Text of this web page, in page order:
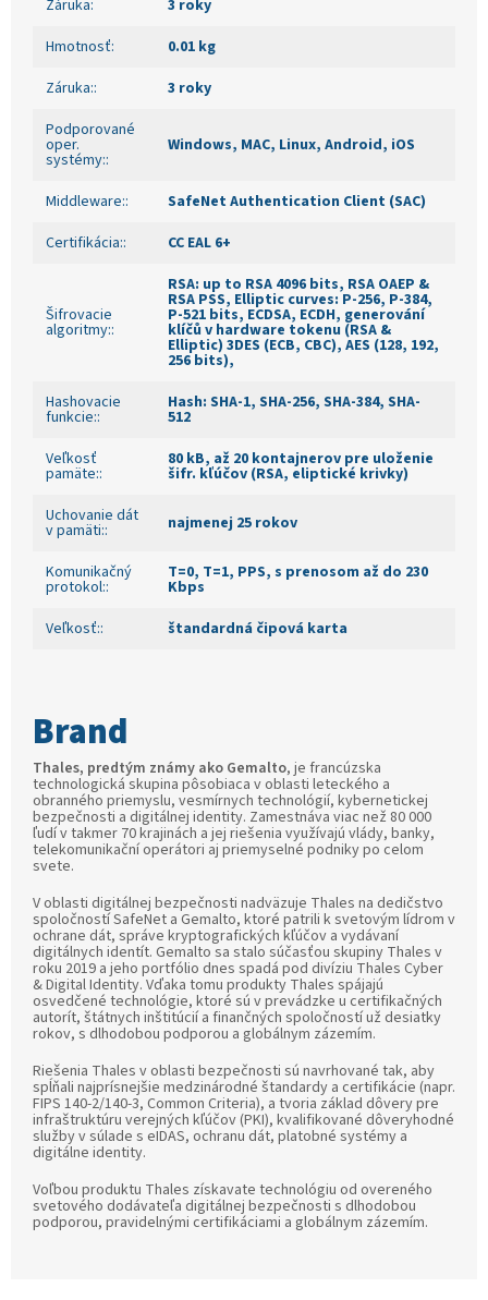
Záruka:
3 roky
Hmotnosť:
0.01 kg
Záruka::
3 roky
Podporované
oper.
systémy::
Windows, MAC, Linux, Android, iOS
Middleware::
SafeNet Authentication Client (SAC)
Certifikácia:: CC EAL 6+
Šifrovacie
algoritmy::
RSA: up to RSA 4096 bits, RSA OAEP &
RSA PSS, Elliptic curves: P-256, P-384,
P-521 bits, ECDSA, ECDH, generování
klíčů v hardware tokenu (RSA &
Elliptic) 3DES (ECB, CBC), AES (128, 192,
256 bits),
Hashovacie
funkcie::
Hash: SHA-1, SHA-256, SHA-384, SHA-
512
Veľkosť
pamäte::
80 kB, až 20 kontajnerov pre uloženie
šifr. kľúčov (RSA, eliptické krivky)
Uchovanie dát
v pamäti:: najmenej 25 rokov
Komunikačný
protokol::
T=0, T=1, PPS, s prenosom až do 230
Kbps
Veľkosť:: štandardná čipová karta
Thales, predtým známy ako Gemalto, je francúzska
technologická skupina pôsobiaca v oblasti leteckého a
obranného priemyslu, vesmírnych technológií, kybernetickej
bezpečnosti a digitálnej identity. Zamestnáva viac než 80 000
ľudí v takmer 70 krajinách a jej riešenia využívajú vlády, banky,
telekomunikační operátori aj priemyselné podniky po celom
svete.
V oblasti digitálnej bezpečnosti nadväzuje Thales na dedičstvo
spoločností SafeNet a Gemalto, ktoré patrili k svetovým lídrom v
ochrane dát, správe kryptografických kľúčov a vydávaní
digitálnych identít. Gemalto sa stalo súčasťou skupiny Thales v
roku 2019 a jeho portfólio dnes spadá pod divíziu Thales Cyber
& Digital Identity. Vďaka tomu produkty Thales spájajú
osvedčené technológie, ktoré sú v prevádzke u certifikačných
autorít, štátnych inštitúcií a finančných spoločností už desiatky
rokov, s dlhodobou podporou a globálnym zázemím.
Riešenia Thales v oblasti bezpečnosti sú navrhované tak, aby
spĺňali najprísnejšie medzinárodné štandardy a certifikácie (napr.
FIPS 140-2/140-3, Common Criteria), a tvoria základ dôvery pre
infraštruktúru verejných kľúčov (PKI), kvalifikované dôveryhodné
služby v súlade s eIDAS, ochranu dát, platobné systémy a
digitálne identity.
Voľbou produktu Thales získavate technológiu od overeného
svetového dodávateľa digitálnej bezpečnosti s dlhodobou
podporou, pravidelnými certifikáciami a globálnym zázemím.